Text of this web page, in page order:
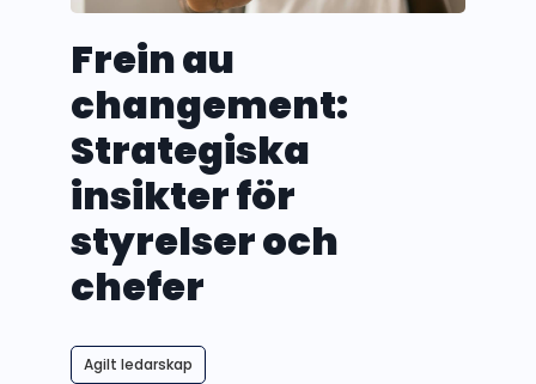
Frein au
changement:
Strategiska
insikter för
styrelser och
chefer
Agilt ledarskap